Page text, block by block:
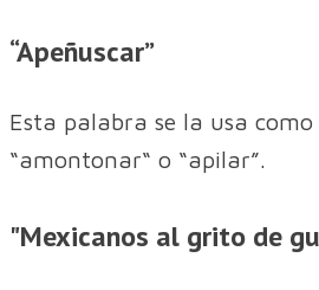
“Apeñuscar”
Esta palabra se la usa
“amontonar“ o “apilar”.
"Mexicanos al grito de